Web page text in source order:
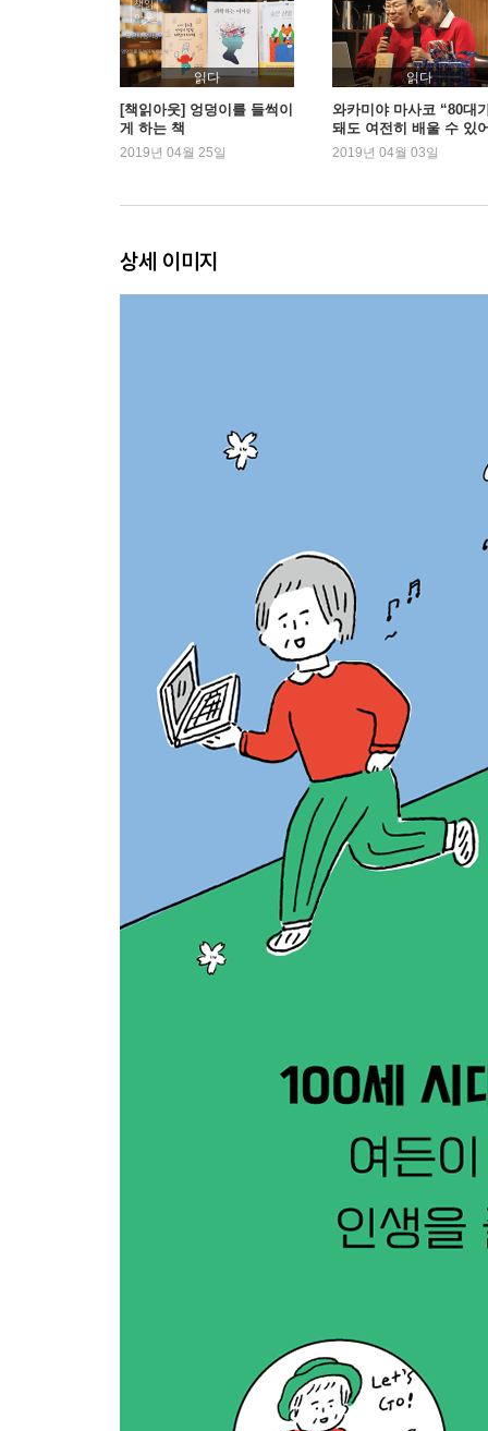
친구가 되는 데 나이는 상관없다
해외여행은 고정관념을 깰 수 있는 기회
3장. 82년의 인생이 나에게 알려준 것
호기심은 최대의 에너지
처음부터 끝까지 순조로운 인생은 없어
누구도 정답은 알 수 없다
변화는 늘 있는 것, 두려워할 필요 없어
사람은 평생 배워야 해
노인 초등학교를 권하는 이유
아무리 애써도 일어날 일은 일어난다
에필로그_ 평생 현역으로 살고 싶어
옮긴이의 말_ 호기심이라는 렌즈를 통해 세상 보기
부록_ 저자와의 인터뷰
읽다
[책읽아웃] 엉덩이를 들썩이
게 하는 책
2019년 04월 25일
읽다
와카미야 마사코 “80대
돼도 여전히 배울 수 있
요”
2019년 04월 03일
상세 이미지